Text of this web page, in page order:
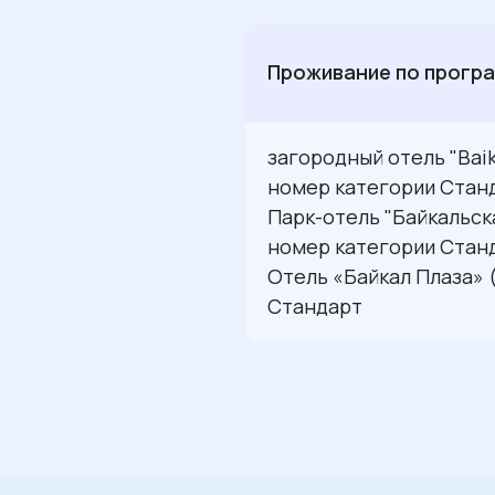
Ужин
Экскурсия по
18:00
Свободное время.
Проживание по
загородный отель
номер категории
Парк-отель
номер категории
Отель «Байкал
Стандарт